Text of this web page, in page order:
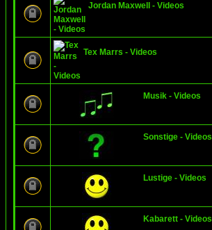
Jordan Maxwell - Videos
Tex Marrs - Videos
Musik - Videos
Sonstige - Videos
Lustige - Videos
Kabarett - Videos